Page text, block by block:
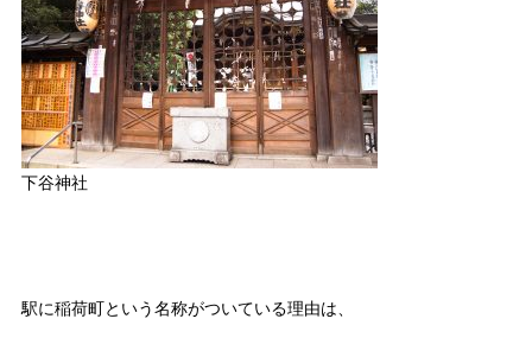
下谷神社
駅に稲荷町という名称がついている理由は、